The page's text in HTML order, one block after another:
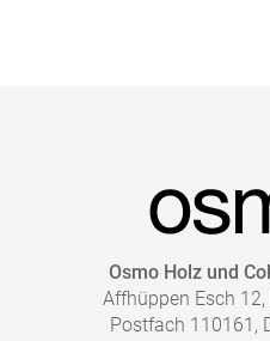
Calculez rapidement et
vous avez besoin.
ALLER À LA MÉDIATHÈQUE
Osmo Holz und
Affhüppen Esch
Postfach 110161,